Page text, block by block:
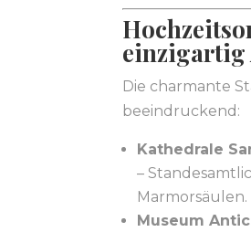
Die charmante
beeindruckend:
Kathedrale
–
Marmorsäulen.
Museum